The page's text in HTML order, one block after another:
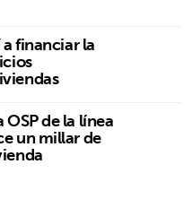
financiar la
de la línea
un millar de